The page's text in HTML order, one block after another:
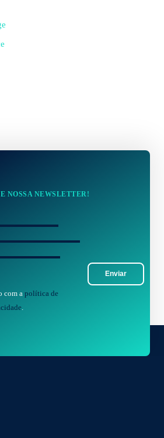
NOSSA NEWSLETTER!
Enviar
com a política de